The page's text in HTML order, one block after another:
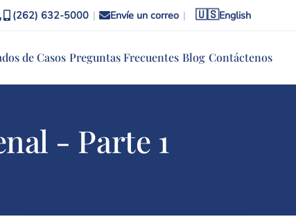
(262) 632-5000 | Envíe un correo | 🇺🇸English
de Casos Preguntas Frecuentes Blog Contáctenos
- Parte 1